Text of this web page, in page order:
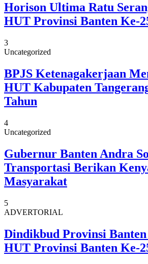
Horison Ultima Ratu
HUT Provinsi Banten Ke-
3
Uncategorized
BPJS Ketenagakerjaan
HUT Kabupaten
Tahun
4
Uncategorized
Gubernur Banten Andra
Transportasi Berikan
Masyarakat
5
ADVERTORIAL
Dindikbud Provinsi
HUT Provinsi Banten Ke-